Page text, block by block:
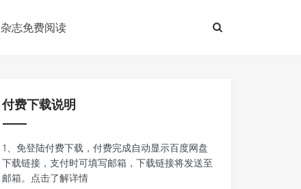
杂志免费阅读
付费下载说明
1、免登陆付费下载，付费完成自动显示百度网盘
下载链接，支付时可填写邮箱，下载链接将发送至
邮箱。
点击了解详情